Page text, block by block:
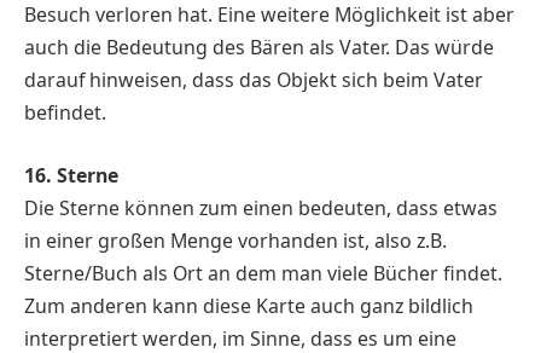
Besuch verloren hat. Eine weitere Möglichkeit ist aber
auch die Bedeutung des Bären als Vater. Das würde
darauf hinweisen, dass das Objekt sich beim Vater
befindet.
16. Sterne
Die Sterne können zum einen bedeuten, dass etwas
in einer großen Menge vorhanden ist, also z.B.
Sterne/Buch als Ort an dem man viele Bücher findet.
Zum anderen kann diese Karte auch ganz bildlich
interpretiert werden, im Sinne, dass es um eine